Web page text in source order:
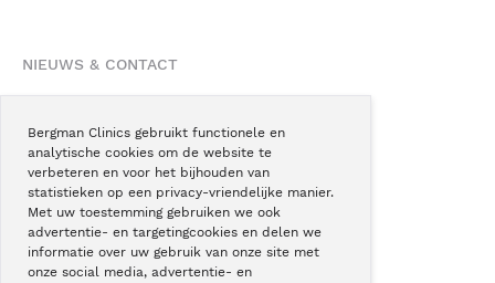
Bergman Clinics gebruikt functionele en
analytische cookies om de website te
verbeteren en voor het bijhouden van
statistieken op een privacy-vriendelijke manier.
Met uw toestemming gebruiken we ook
advertentie- en targetingcookies en delen we
informatie over uw gebruik van onze site met
onze social media, advertentie- en
NIEUWS & CONTACT
Blogs
Podcast
Pressroom
Instagram
Facebook
LinkedIn